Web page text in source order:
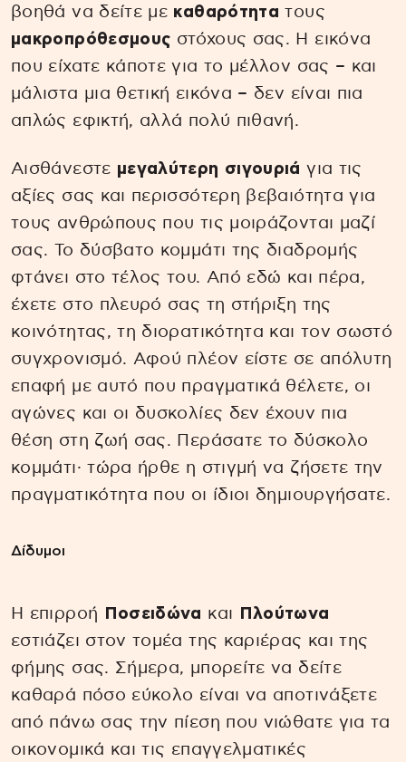
βοηθά να δείτε με καθαρότητα τους
μακροπρόθεσμους στόχους σας. Η εικόνα
που είχατε κάποτε για το μέλλον σας – και
μάλιστα μια θετική εικόνα – δεν είναι πια
απλώς εφικτή, αλλά πολύ πιθανή.
Αισθάνεστε μεγαλύτερη σιγουριά για τις
αξίες σας και περισσότερη βεβαιότητα για
τους ανθρώπους που τις μοιράζονται μαζί
σας. Το δύσβατο κομμάτι της διαδρομής
φτάνει στο τέλος του. Από εδώ και πέρα,
έχετε στο πλευρό σας τη στήριξη της
κοινότητας, τη διορατικότητα και τον σωστό
συγχρονισμό. Αφού πλέον είστε σε απόλυτη
επαφή με αυτό που πραγματικά θέλετε, οι
αγώνες και οι δυσκολίες δεν έχουν πια
θέση στη ζωή σας. Περάσατε το δύσκολο
κομμάτι· τώρα ήρθε η στιγμή να ζήσετε την
πραγματικότητα που οι ίδιοι δημιουργήσατε.
Δίδυμοι
Η επιρροή Ποσειδώνα και
Πλούτωνα
εστιάζει στον τομέα της καριέρας και της
φήμης σας. Σήμερα, μπορείτε να δείτε
καθαρά πόσο εύκολο είναι να αποτινάξετε
από πάνω σας την πίεση που νιώθατε για τα
οικονομικά και τις επαγγελματικές